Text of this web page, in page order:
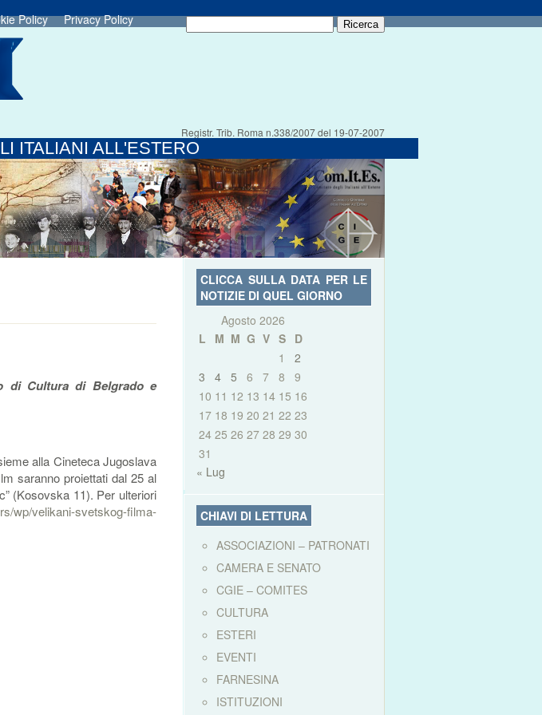
Policy Privacy Policy
Registr. Trib. Roma n.338/2007 del 19-07-2007
ITALIANI ALL'ESTERO
di Cultura di Belgrado e
alla Cineteca Jugoslava
saranno proiettati dal 25 al
(Kosovska 11). Per ulteriori
wp/velikani-svetskog-filma-
CLICCA SULLA DATA PER LE
NOTIZIE DI QUEL GIORNO
Agosto 2026
L
M M G V S D
1
2
3
4 5 6 7 8
9
10 11 12 13 14 15 16
17 18 19 20 21 22 23
24 25 26 27 28 29 30
31
« Lug
CHIAVI DI LETTURA
ASSOCIAZIONI – PATRONATI
CAMERA E SENATO
CGIE – COMITES
CULTURA
ESTERI
EVENTI
FARNESINA
ISTITUZIONI